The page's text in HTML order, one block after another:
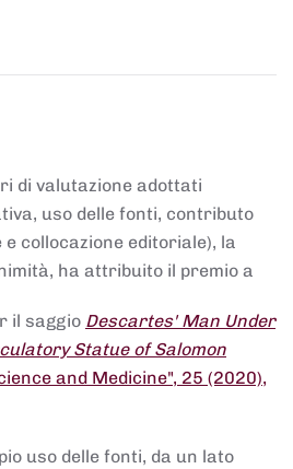
di valutazione adottati
uso delle fonti, contributo
collocazione editoriale), la
ha attribuito il premio a
il saggio Descartes' Man Under
Statue of Salomon
and Medicine", 25 (2020),
uso delle fonti, da un lato